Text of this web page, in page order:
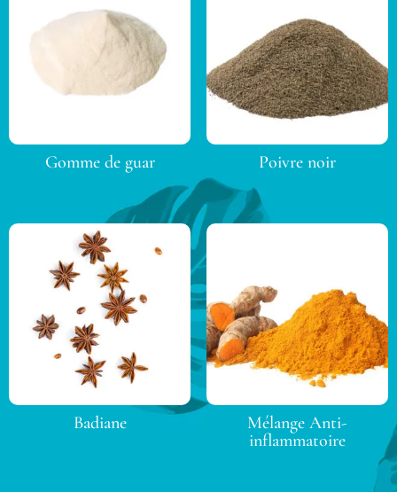
Gomme de guar Poivre noir
Badiane
Mélange Anti-
inflammatoire